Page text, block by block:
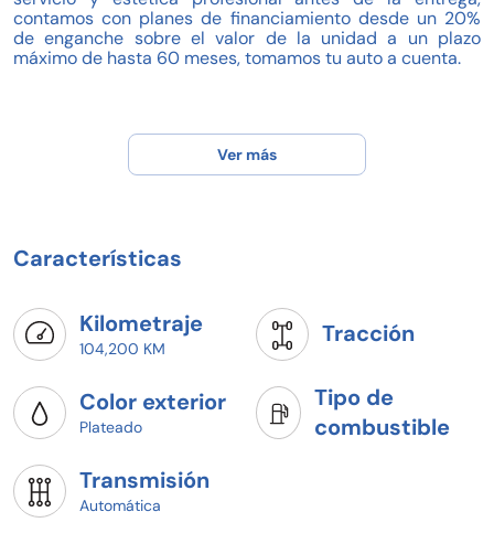
contamos con planes de financiamiento desde un 20%
de enganche sobre el valor de la unidad a un plazo
máximo de hasta 60 meses, tomamos tu auto a cuenta.
Ver más
Características
Kilometraje
104,200 KM
Tracción
Color exterior
Plateado
Tipo de
combustible
Transmisión
Automática